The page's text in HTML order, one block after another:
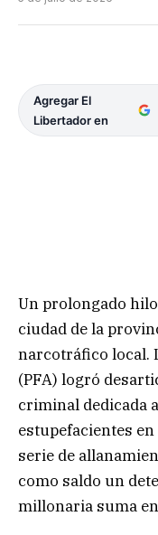
Agregar El
Libertador en
Un prolongado
ciudad de la
narcotráfico local.
(PFA) logró
criminal dedicada
estupefacientes
serie de
como saldo un
millonaria suma